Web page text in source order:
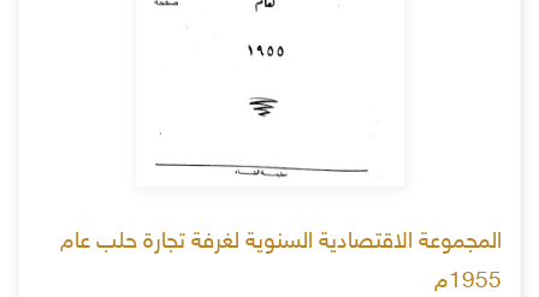
المجموعة الاقتصادية السنوية لغرفة تجارة حلب عام
1955م